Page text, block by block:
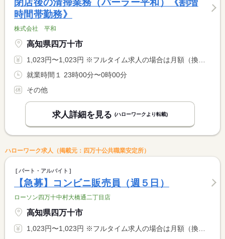
閉店後の清掃業務（パーラー平和）《割増
時間帯勤務》
株式会社 平和
高知県四万十市
1,023円〜1,023円 ※フルタイム求人の場合は月額（換算額）、パート求人の場合は時間額を表示しています。
就業時間１ 23時00分〜0時00分
その他
求人詳細を見る (ハローワークより転載)
ハローワーク求人（掲載元：四万十公共職業安定所）
パート・アルバイト
【急募】コンビニ販売員（週５日）
ローソン四万十中村大橋通二丁目店
高知県四万十市
1,023円〜1,023円 ※フルタイム求人の場合は月額（換算額）、パート求人の場合は時間額を表示しています。